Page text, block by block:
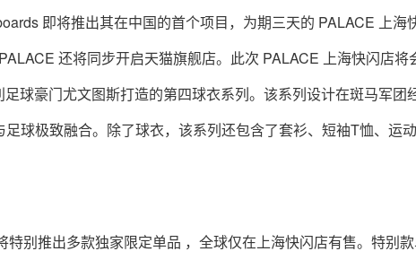
科 技
即将推出其在中国的首个项目，为期三天的 PALACE 上海
还将同步开启天猫旗舰店。此次 PALACE 上海快闪店将
球豪门尤文图斯打造的第四球衣系列。该系列设计在斑马军团
球极致融合。除了球衣，该系列还包含了套衫、短袖T恤、运
特别推出多款独家限定单品 ，全球仅在上海快闪店有售。特别